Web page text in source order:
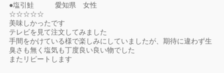
●塩引鮭 愛知県 女性
☆☆☆☆☆
美味しかったです
テレビを見て注文してみました
手間をかけている様で楽しみにしていましたが、期待に違わず生
臭さも無く塩気も丁度良い良い物でした
またリピートします